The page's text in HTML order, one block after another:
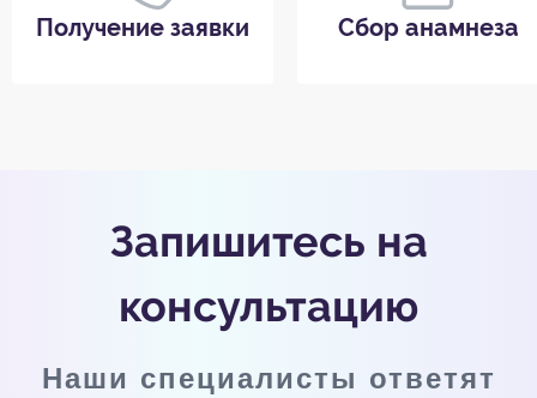
Получение заявки Сбор анамнеза
Запишитесь на
консультацию
Наши специалисты ответят